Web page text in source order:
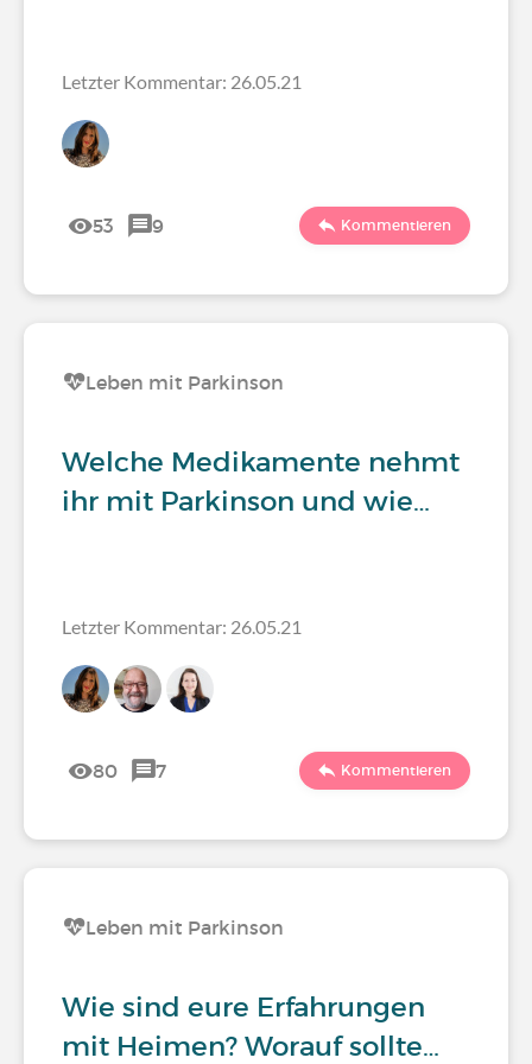
Letzter Kommentar: 26.05.21
53 9 Kommentieren
Leben mit Parkinson
Welche Medikamente nehmt
ihr mit Parkinson und wie…
Letzter Kommentar: 26.05.21
80 7 Kommentieren
Leben mit Parkinson
Wie sind eure Erfahrungen
mit Heimen? Worauf sollte…